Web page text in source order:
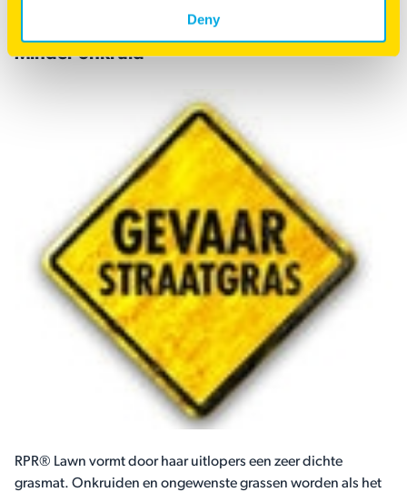
Deny
Minder onkruid
RPR® Lawn vormt door haar uitlopers een zeer dichte
grasmat. Onkruiden en ongewenste grassen worden als het